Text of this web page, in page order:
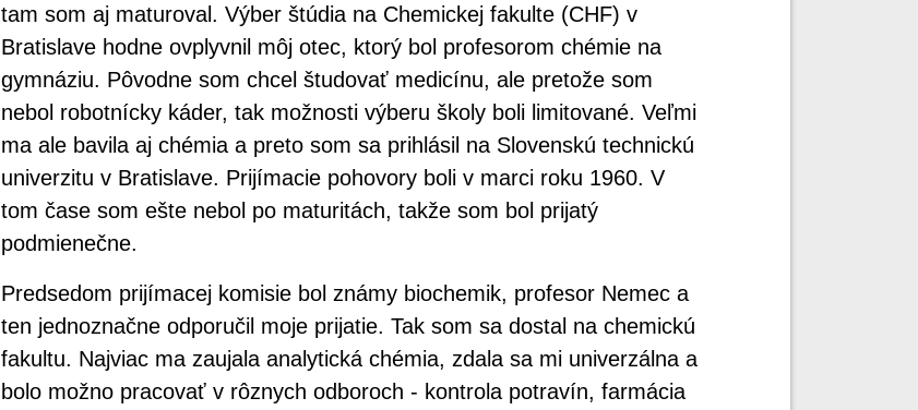
tam som aj maturoval. Výber štúdia na Chemickej fakulte (CHF) v
Bratislave hodne ovplyvnil môj otec, ktorý bol profesorom chémie na
gymnáziu. Pôvodne som chcel študovať medicínu, ale pretože som
nebol robotnícky káder, tak možnosti výberu školy boli limitované. Veľmi
ma ale bavila aj chémia a preto som sa prihlásil na Slovenskú technickú
univerzitu v Bratislave. Prijímacie pohovory boli v marci roku 1960. V
tom čase som ešte nebol po maturitách, takže som bol prijatý
podmienečne.
Predsedom prijímacej komisie bol známy biochemik, profesor Nemec a
ten jednoznačne odporučil moje prijatie. Tak som sa dostal na chemickú
fakultu. Najviac ma zaujala analytická chémia, zdala sa mi univerzálna a
bolo možno pracovať v rôznych odboroch ‐ kontrola potravín, farmácia